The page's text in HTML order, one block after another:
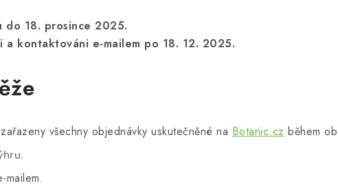
do 18. prosince 2025.
a kontaktováni e-mailem po 18. 12. 2025.
všechny objednávky uskutečněné na Botanic.cz během
mailem.